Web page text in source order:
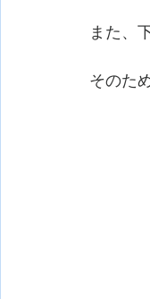
また、
そのた